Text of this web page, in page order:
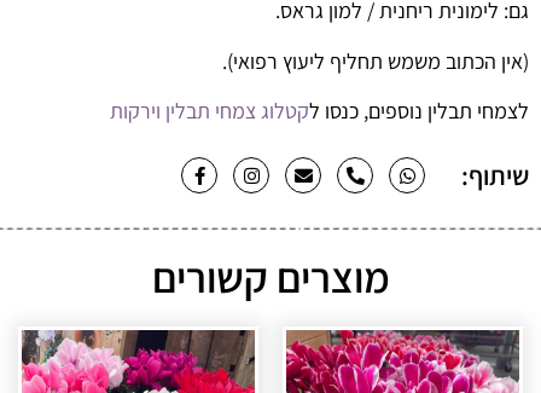
גם: לימונית ריחנית / למון גראס.
(אין הכתוב משמש תחליף ליעוץ רפואי).
לצמחי תבלין נוספים, כנסו לקטלוג צמחי תבלין וירקות
שיתוף:
מוצרים קשורים